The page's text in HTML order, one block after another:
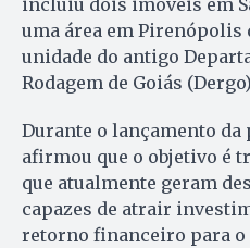
incluiu dois imóveis em
uma área em Pirenópolis
unidade do antigo
Rodagem de Goiás
Durante o lançamento
afirmou que o objetivo é
que atualmente geram
capazes de atrair
retorno financeiro para o